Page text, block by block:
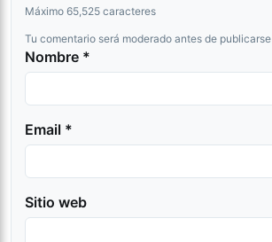
Máximo 65,525 caracteres
Tu comentario será moderado antes de publicarse
Nombre *
Email *
Sitio web